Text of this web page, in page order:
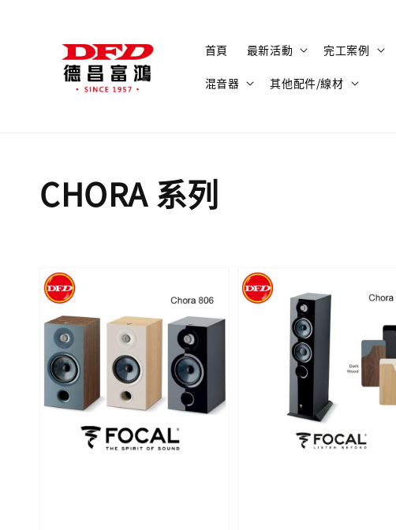
首頁 最新活動 完工案例
混音器 其他配件/線材
CHORA 系列